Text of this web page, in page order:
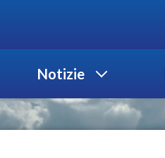
Notizie